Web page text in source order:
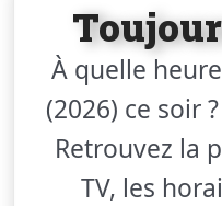
À quelle
(2026) ce soir
Retrouvez la
TV, les